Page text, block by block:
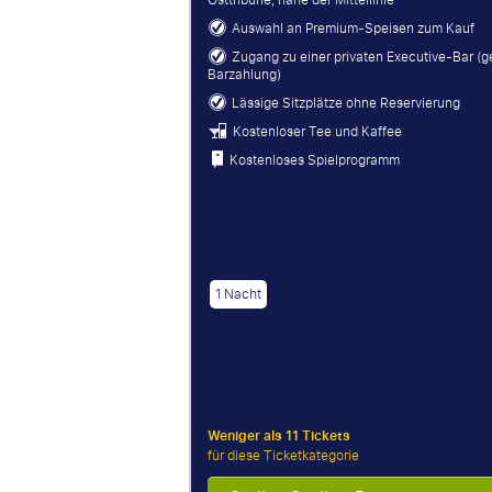
Auswahl an Premium-Speisen zum Kauf
Zugang zu einer privaten Executive-Bar
Barzahlung)
Lässige Sitzplätze ohne Reservierung
Kostenloser Tee und Kaffee
Kostenloses Spielprogramm
1 Nacht
Weniger als 11 Tickets
für diese Ticketkategorie